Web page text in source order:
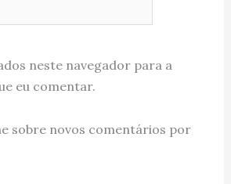
neste navegador para a
eu comentar.
sobre novos comentários por